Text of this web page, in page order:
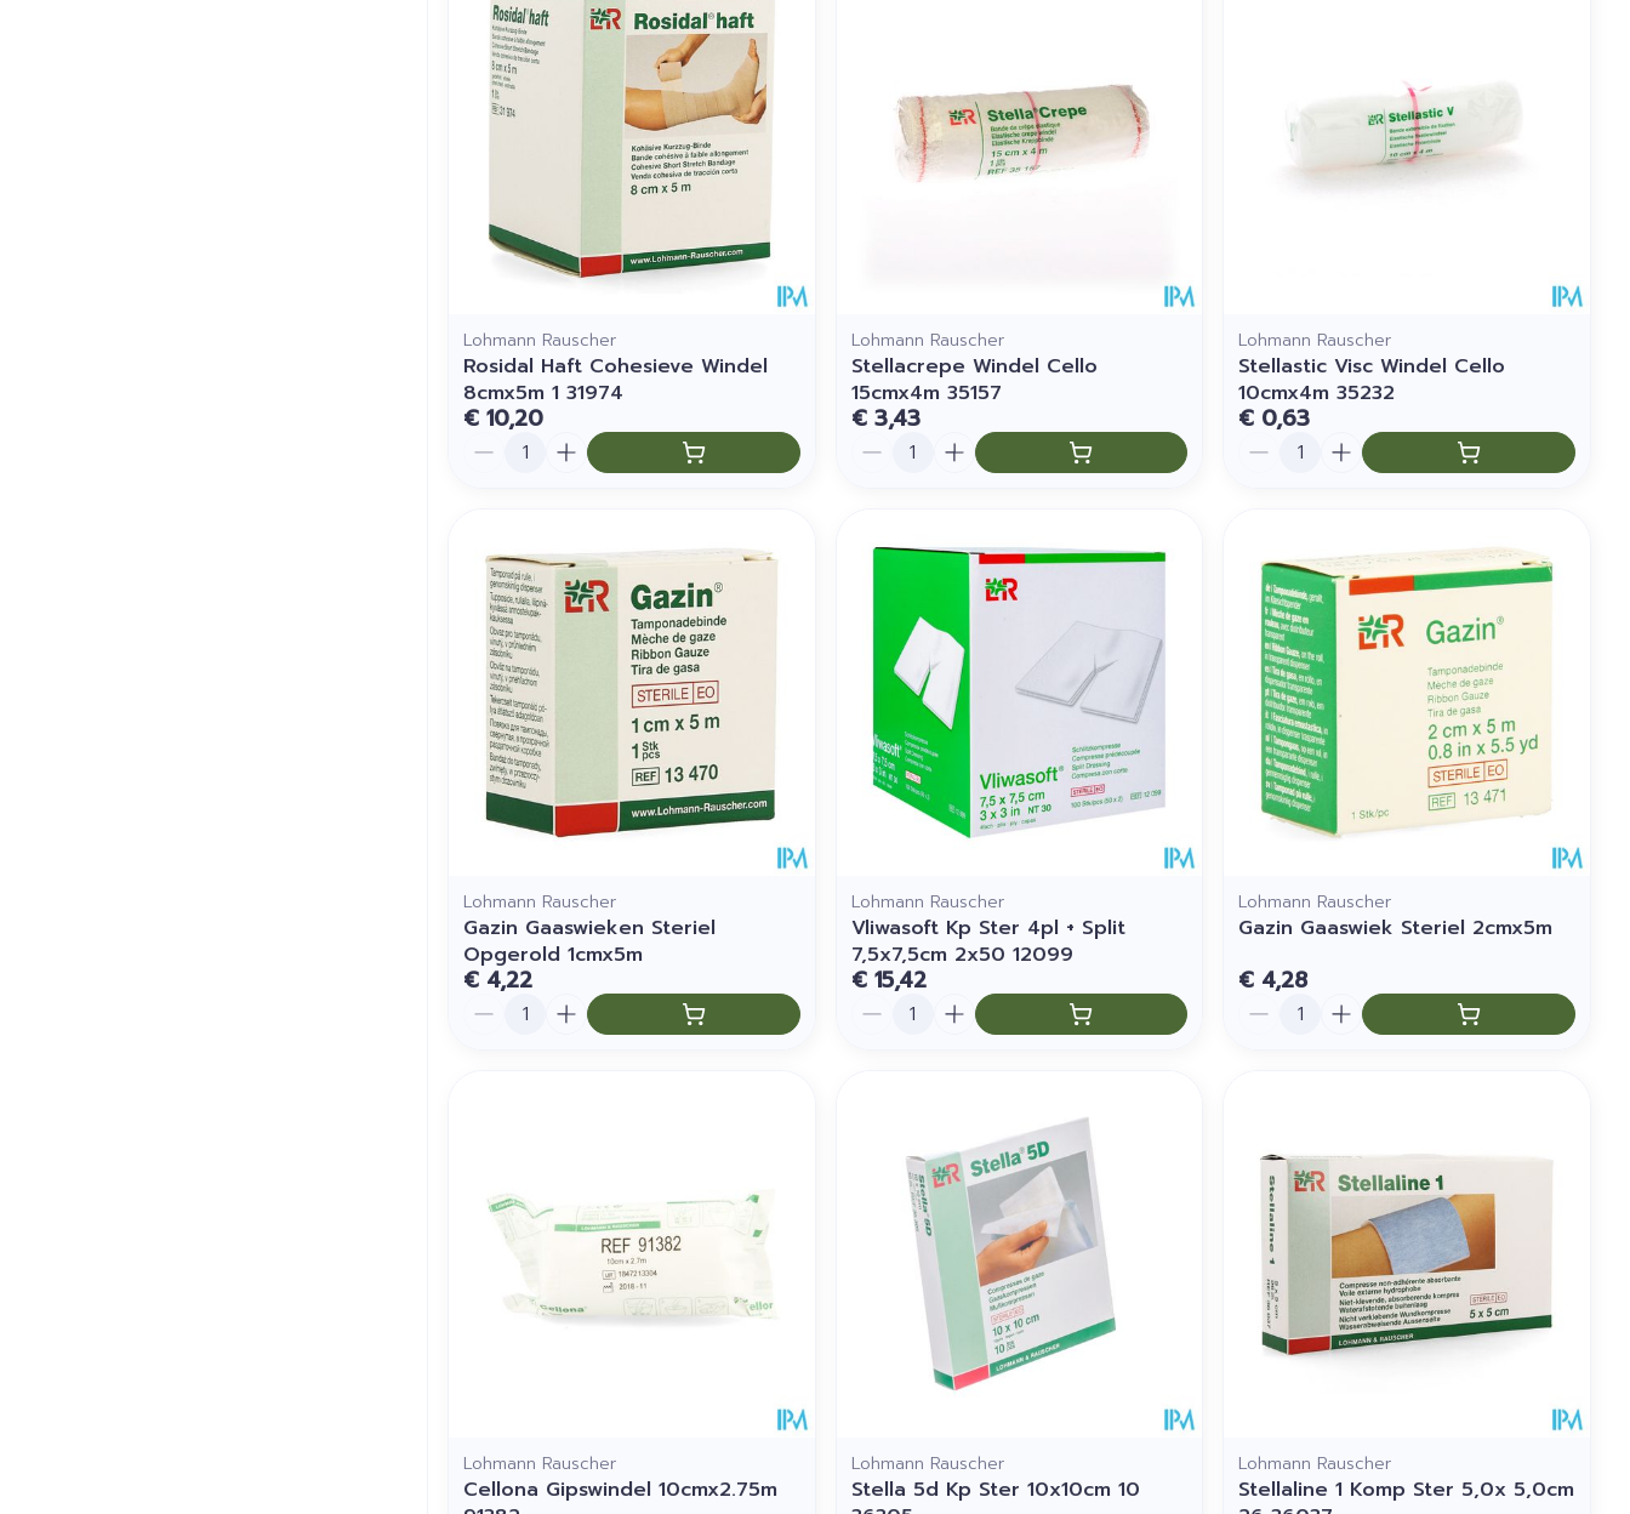
Lohmann Rauscher
Rosidal Haft Cohesieve Windel
8cmx5m 1 31974
€ 10,20
Aantal
Lohmann Rauscher
Stellacrepe Windel Cello
15cmx4m 35157
€ 3,43
Aantal
Lohmann Rauscher
Stellastic Visc Windel Cello
10cmx4m 35232
€ 0,63
Aantal
Lohmann Rauscher
Gazin Gaaswieken Steriel
Opgerold 1cmx5m
€ 4,22
Aantal
Lohmann Rauscher
Vliwasoft Kp Ster 4pl + Split
7,5x7,5cm 2x50 12099
€ 15,42
Aantal
Lohmann Rauscher
Gazin Gaaswiek Steriel 2cmx5m
€ 4,28
Aantal
Lohmann Rauscher
Cellona Gipswindel 10cmx2.75m
Lohmann Rauscher
Stella 5d Kp Ster 10x10cm 10
Lohmann Rauscher
Stellaline 1 Komp Ster 5,0x 5,0cm